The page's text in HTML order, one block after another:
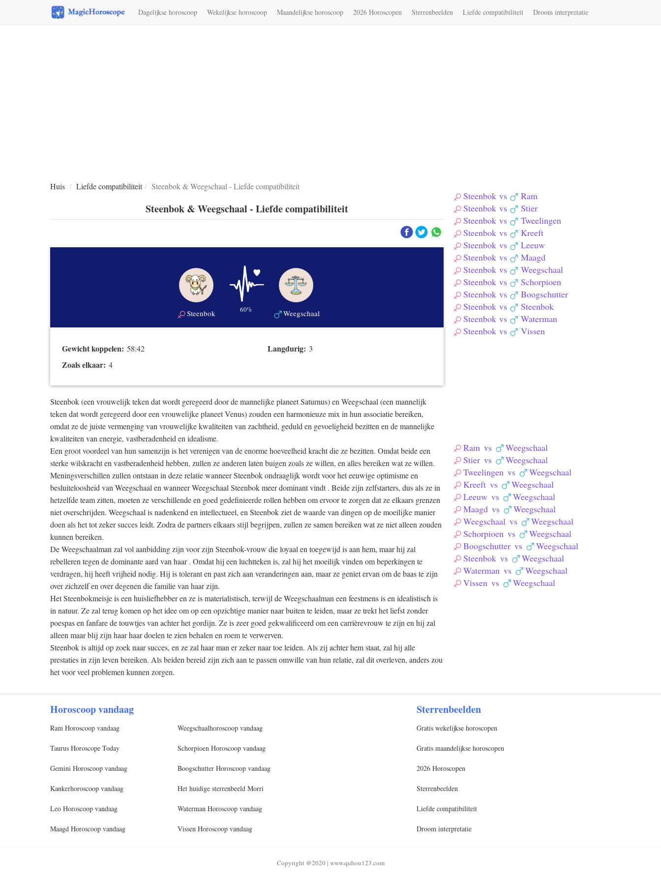
Dagelijkse horoscoop Wekelijkse horoscoop Maandelijkse horoscoop 2026 Horoscopen Sterrenbeelden Liefde compatibiliteit Droom interpretatie
Huis Liefde compatibiliteit Steenbok & Weegschaal - Liefde compatibiliteit
Steenbok & Weegschaal - Liefde compatibiliteit
Steenbok 60% Weegschaal
Gewicht koppelen: 58:42
Zoals elkaar: 4
Langdurig: 3
Steenbok (een vrouwelijk teken dat wordt geregeerd door de mannelijke planeet Saturnus) en Weegschaal (een mannelijk
teken dat wordt geregeerd door een vrouwelijke planeet Venus) zouden een harmonieuze mix in hun associatie bereiken,
omdat ze de juiste vermenging van vrouwelijke kwaliteiten van zachtheid, geduld en gevoeligheid bezitten en de mannelijke
kwaliteiten van energie, vastberadenheid en idealisme.
Een groot voordeel van hun samenzijn is het verenigen van de enorme hoeveelheid kracht die ze bezitten. Omdat beide een
sterke wilskracht en vastberadenheid hebben, zullen ze anderen laten buigen zoals ze willen, en alles bereiken wat ze willen.
Meningsverschillen zullen ontstaan in deze relatie wanneer Steenbok ondraaglijk wordt voor het eeuwige optimisme en
besluiteloosheid van Weegschaal en wanneer Weegschaal Steenbok meer dominant vindt . Beide zijn zelfstarters, dus als ze in
hetzelfde team zitten, moeten ze verschillende en goed gedefinieerde rollen hebben om ervoor te zorgen dat ze elkaars grenzen
niet overschrijden. Weegschaal is nadenkend en intellectueel, en Steenbok ziet de waarde van dingen op de moeilijke manier
doen als het tot zeker succes leidt. Zodra de partners elkaars stijl begrijpen, zullen ze samen bereiken wat ze niet alleen zouden
kunnen bereiken.
De Weegschaalman zal vol aanbidding zijn voor zijn Steenbok-vrouw die loyaal en toegewijd is aan hem, maar hij zal
rebelleren tegen de dominante aard van haar . Omdat hij een luchtteken is, zal hij het moeilijk vinden om beperkingen te
verdragen, hij heeft vrijheid nodig. Hij is tolerant en past zich aan veranderingen aan, maar ze geniet ervan om de baas te zijn
over zichzelf en over degenen die familie van haar zijn.
Het Steenbokmeisje is een huisliefhebber en ze is materialistisch, terwijl de Weegschaalman een feestmens is en idealistisch is
in natuur. Ze zal terug komen op het idee om op een opzichtige manier naar buiten te leiden, maar ze trekt het liefst zonder
poespas en fanfare de touwtjes van achter het gordijn. Ze is zeer goed gekwalificeerd om een carrièrevrouw te zijn en hij zal
alleen maar blij zijn haar haar doelen te zien behalen en roem te verwerven.
Steenbok is altijd op zoek naar succes, en ze zal haar man er zeker naar toe leiden. Als zij achter hem staat, zal hij alle
prestaties in zijn leven bereiken. Als beiden bereid zijn zich aan te passen omwille van hun relatie, zal dit overleven, anders zou
het voor veel problemen kunnen zorgen.
Steenbok vs
Ram
Steenbok vs
Stier
Steenbok vs
Tweelingen
Steenbok vs
Kreeft
Steenbok vs
Leeuw
Steenbok vs
Maagd
Steenbok vs
Weegschaal
Steenbok vs
Schorpioen
Steenbok vs
Boogschutter
Steenbok vs
Steenbok
Steenbok vs
Waterman
Steenbok vs Vissen
Ram vs
Weegschaal
Stier vs
Weegschaal
Tweelingen vs
Weegschaal
Kreeft vs
Weegschaal
Leeuw vs
Weegschaal
Maagd vs
Weegschaal
Weegschaal vs
Weegschaal
Schorpioen vs
Weegschaal
Boogschutter vs
Weegschaal
Steenbok vs
Weegschaal
Waterman vs
Weegschaal
Vissen vs Weegschaal
Horoscoop vandaag
Ram Horoscoop vandaag
Taurus Horoscope Today
Gemini Horoscoop vandaag
Kankerhoroscoop vandaag
Leo Horoscoop vandaag
Maagd Horoscoop vandaag
Weegschaalhoroscoop vandaag
Schorpioen Horoscoop vandaag
Boogschutter Horoscoop vandaag
Het huidige sterrenbeeld Morri
Waterman Horoscoop vandaag
Vissen Horoscoop vandaag
Sterrenbeelden
Gratis wekelijkse horoscopen
Gratis maandelijkse horoscopen
2026 Horoscopen
Sterrenbeelden
Liefde compatibiliteit
Droom interpretatie
Copyright @2020 | www.quhou123.com